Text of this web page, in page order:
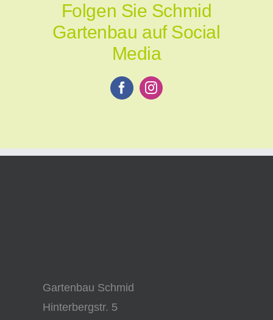
Folgen Sie Schmid
Gartenbau auf Social
Media
Gartenbau Schmid
Hinterbergstr. 5